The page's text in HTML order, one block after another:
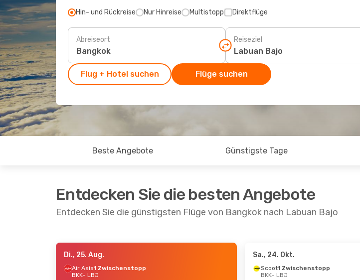
Hin- und Rückreise Nur Hinreise Multistopp Direktflüge
Abreiseort Reiseziel
Flug + Hotel suchen Flüge suchen
Beste Angebote Günstigste Tage
Entdecken Sie die besten Angebote
Entdecken Sie die günstigsten Flüge von Bangkok nach Labuan Bajo
- Mi., 16. Sept.
1 Zwischenstopp
1 Zwischenstopp
Di., 25. Aug.
Air Asia1 Zwischenstopp
BKK- LBJ
Sa., 24. Okt.
Scoot1 Zwischenstopp
BKK- LBJ